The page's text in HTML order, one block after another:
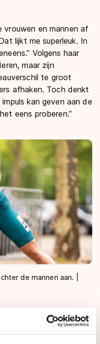
en mannen af
lijkt me superleuk. In
Volgens haar
maar zijn
te groot
afhaken. Toch denkt
kan geven aan de
eens proberen.”
de mannen aan. |
de voldoening ook is
staat puur in het